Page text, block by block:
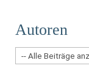
Autoren